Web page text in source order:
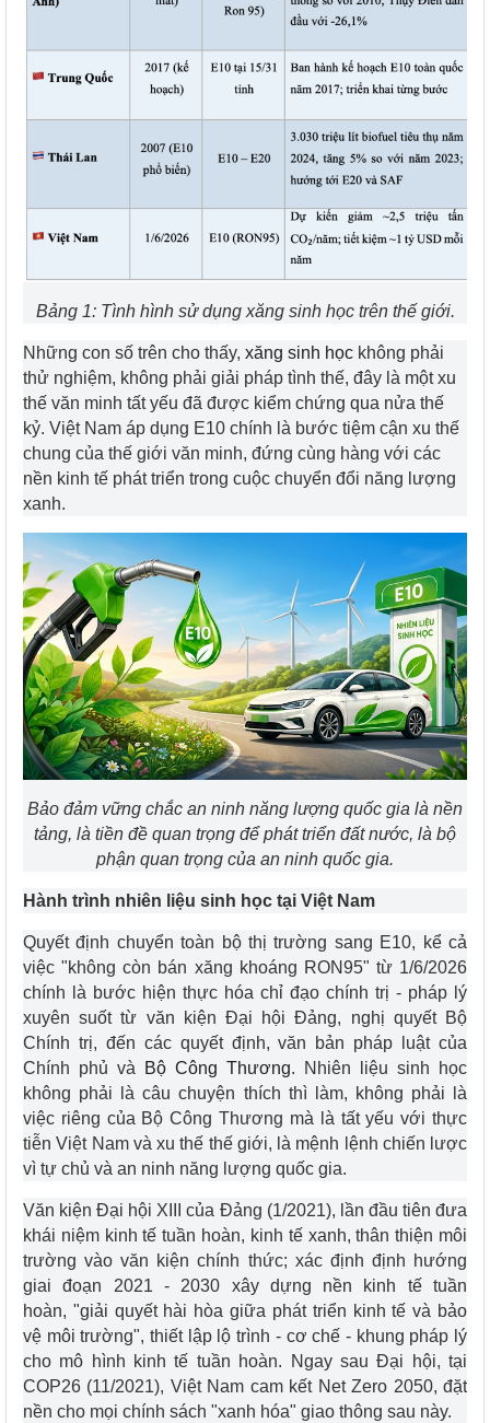
Bảng 1: Tình hình sử dụng xăng sinh học trên thế giới.
Những con số trên cho thấy, xăng sinh học không phải
thử nghiệm, không phải giải pháp tình thế, đây là một xu
thế văn minh tất yếu đã được kiểm chứng qua nửa thế
kỷ. Việt Nam áp dụng E10 chính là bước tiệm cận xu thế
chung của thế giới văn minh, đứng cùng hàng với các
nền kinh tế phát triển trong cuộc chuyển đổi năng lượng
xanh.
Bảo đảm vững chắc an ninh năng lượng quốc gia là nền
tảng, là tiền đề quan trọng để phát triển đất nước, là bộ
phận quan trọng của an ninh quốc gia.
Hành trình nhiên liệu sinh học tại Việt Nam
Quyết định chuyển toàn bộ thị trường sang E10, kể cả
việc "không còn bán xăng khoáng RON95" từ 1/6/2026
chính là bước hiện thực hóa chỉ đạo chính trị - pháp lý
xuyên suốt từ văn kiện Đại hội Đảng, nghị quyết Bộ
Chính trị, đến các quyết định, văn bản pháp luật của
Chính phủ và
Bộ Công Thương. Nhiên liệu sinh học
không phải là câu chuyện thích thì làm, không phải là
việc riêng của Bộ Công Thương mà là tất yếu với thực
tiễn Việt Nam và xu thế thế giới, là mệnh lệnh chiến lược
vì tự chủ và an ninh năng lượng quốc gia.
Văn kiện Đại hội XIII của Đảng (1/2021), lần đầu tiên đưa
khái niệm kinh tế tuần hoàn, kinh tế xanh, thân thiện môi
trường vào văn kiện chính thức; xác định định hướng
giai đoạn 2021 - 2030 xây dựng nền kinh tế tuần
hoàn, "giải quyết hài hòa giữa phát triển kinh tế và bảo
vệ môi trường", thiết lập lộ trình - cơ chế - khung pháp lý
cho mô hình kinh tế tuần hoàn. Ngay sau Đại hội, tại
COP26 (11/2021), Việt Nam cam kết Net Zero 2050, đặt
nền cho mọi chính sách "xanh hóa" giao thông sau này.